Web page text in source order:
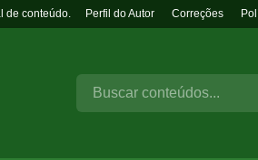
de conteúdo. Perfil do Autor Correções